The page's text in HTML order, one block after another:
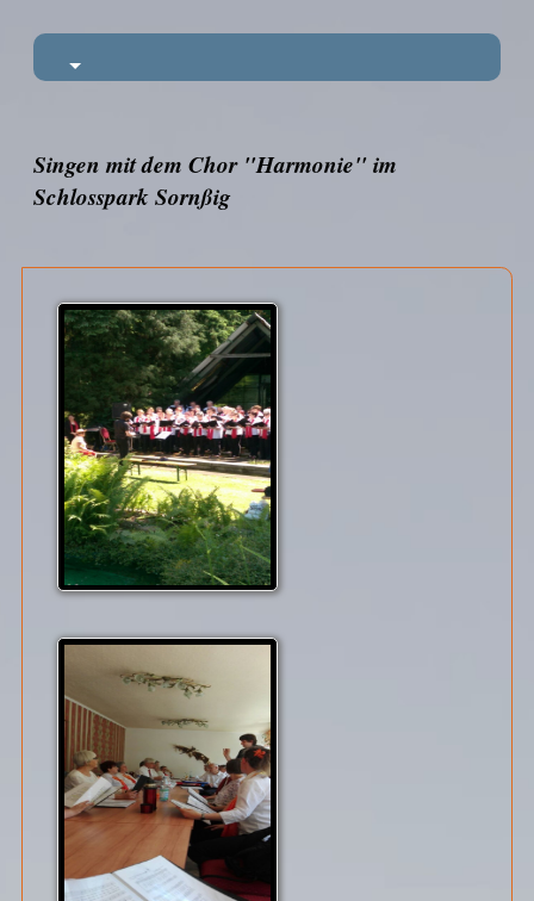
Singen mit dem Chor "Harmonie" im
Schlosspark Sornßig